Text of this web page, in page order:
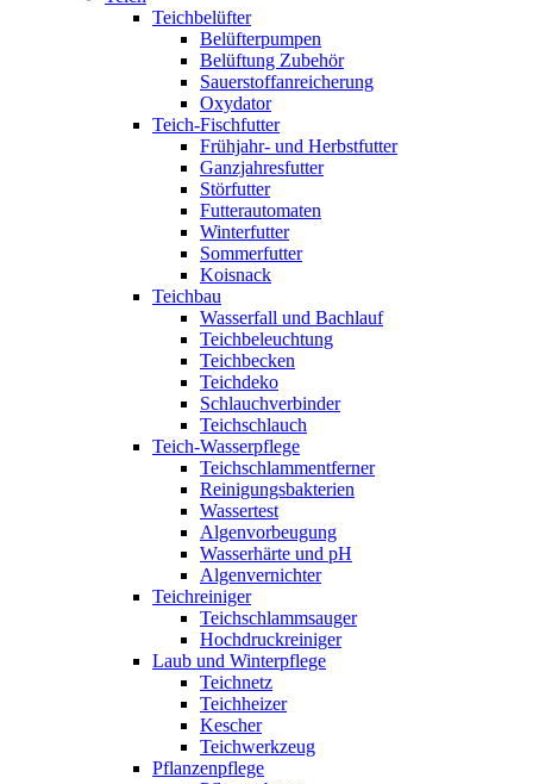
Teichbelüfter
Belüfterpumpen
Belüftung Zubehör
Sauerstoffanreicherung
Oxydator
Teich-Fischfutter
Frühjahr- und Herbstfutter
Ganzjahresfutter
Störfutter
Futterautomaten
Winterfutter
Sommerfutter
Koisnack
Teichbau
Wasserfall und Bachlauf
Teichbeleuchtung
Teichbecken
Teichdeko
Schlauchverbinder
Teichschlauch
Teich-Wasserpflege
Teichschlammentferner
Reinigungsbakterien
Wassertest
Algenvorbeugung
Wasserhärte und pH
Algenvernichter
Teichreiniger
Teichschlammsauger
Hochdruckreiniger
Laub und Winterpflege
Teichnetz
Teichheizer
Kescher
Teichwerkzeug
Pflanzenpflege